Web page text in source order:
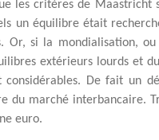
les critères de Maastricht
un équilibre était
Or, si la mondialisation,
extérieurs lourds et
De fait un
du marché interbancaire.
euro.